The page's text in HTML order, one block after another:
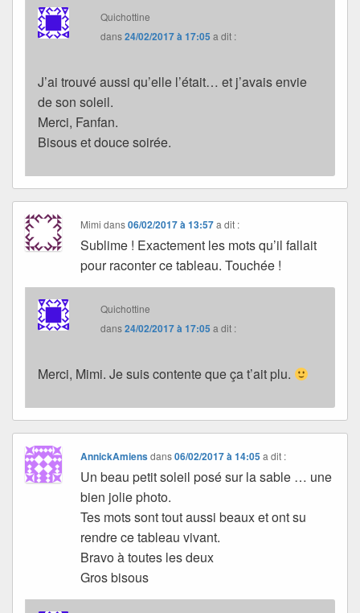
Quichottine
dans24/02/2017 à 17:05 a dit :
J’ai trouvé aussi qu’elle l’était… et j’avais envie
de son soleil.
Merci, Fanfan.
Bisous et douce soirée.
Mimi dans06/02/2017 à 13:57 a dit :
Sublime ! Exactement les mots qu’il fallait
pour raconter ce tableau. Touchée !
Quichottine
dans24/02/2017 à 17:05 a dit :
Merci, Mimi. Je suis contente que ça t’ait plu.
AnnickAmiensdans06/02/2017 à 14:05 a dit :
Un beau petit soleil posé sur la sable … une
bien jolie photo.
Tes mots sont tout aussi beaux et ont su
rendre ce tableau vivant.
Bravo à toutes les deux
Gros bisous